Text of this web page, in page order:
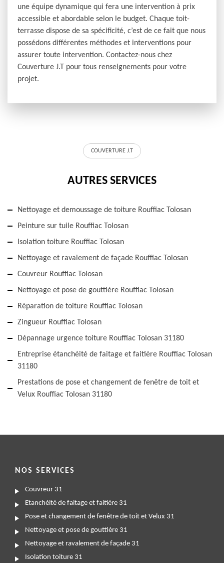
une équipe dynamique qui fera une intervention à prix
accessible et abordable selon le budget. Chaque toit-
terrasse dispose de sa spécificité, c’est de ce fait que nous
possédons différentes méthodes et interventions pour
assurer toute intervention. Contactez-nous chez
Couverture J.T pour tous renseignements pour votre
projet.
COUVERTURE J.T
AUTRES SERVICES
Nettoyage et demoussage de toiture Rouffiac Tolosan
Peinture sur tuile Rouffiac Tolosan
Isolation toiture Rouffiac Tolosan
Nettoyage et ravalement de façade Rouffiac Tolosan
Couvreur Rouffiac Tolosan
Nettoyage et pose de gouttière Rouffiac Tolosan
Réparation de toiture Rouffiac Tolosan
Zingueur Rouffiac Tolosan
Dépannage urgence toiture Rouffiac Tolosan 31180
Entreprise étanchéité de faitage et faitière Rouffiac Tolosan
31180
Prestations de pose et changement de fenêtre de toit et
Velux Rouffiac Tolosan 31180
NOS SERVICES
Couvreur 31
Etanchéité de faitage et faitière 31
Pose et changement de fenêtre de toit et Velux 31
Nettoyage et pose de gouttière 31
Nettoyage et ravalement de façade 31
Isolation toiture 31